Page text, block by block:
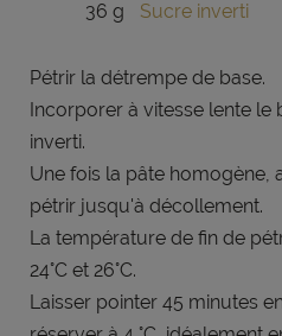
36 g
Sucre inverti
Pétrir la détrempe de base.
Incorporer à vitesse lente le
inverti.
Une fois la pâte homogène,
pétrir jusqu'à décollement.
La température de fin de
24°C et 26°C.
Laisser pointer 45 minutes en